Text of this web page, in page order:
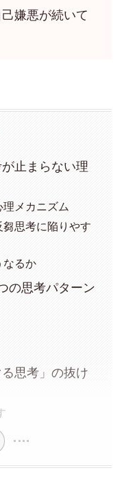
嫌悪が続いて
止まらない理
理メカニズム
思考に陥りやす
なるか
の思考パターン
思考」の抜け